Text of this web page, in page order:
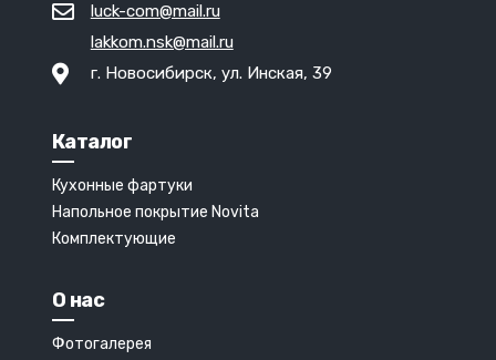
luck-com@mail.ru
lakkom.nsk@mail.ru
г. Новосибирск, ул. Инская, 39
Каталог
Кухонные фартуки
Напольное покрытие Novita
Комплектующие
О нас
Фотогалерея